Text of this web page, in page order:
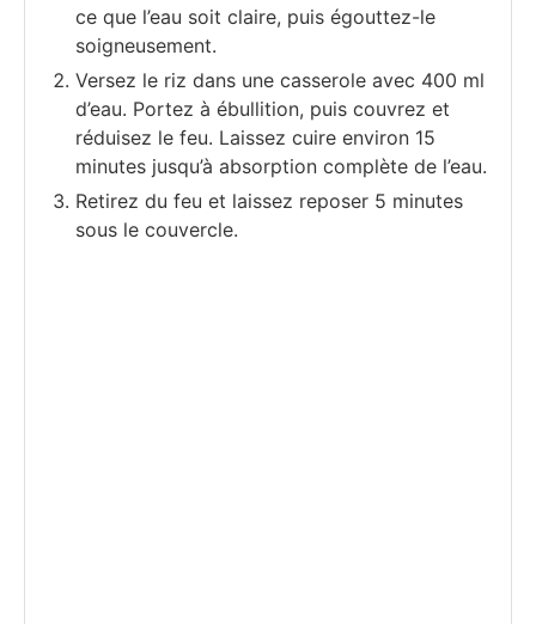
ce que l’eau soit claire, puis égouttez-le
soigneusement.
Versez le riz dans une casserole avec 400 ml
d’eau. Portez à ébullition, puis couvrez et
réduisez le feu. Laissez cuire environ 15
minutes jusqu’à absorption complète de l’eau.
Retirez du feu et laissez reposer 5 minutes
sous le couvercle.